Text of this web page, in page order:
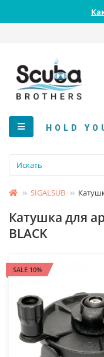
HOLD
SIGALSUB
Катушка для
BLACK
SALE 10%